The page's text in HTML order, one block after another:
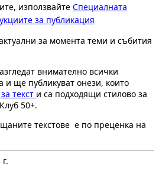
използвайте Специалната
за публикация
за момента теми и събития
внимателно всички
и ще публикуват онези, които
текст и са подходящи стилово за
50+.
текстове е по преценка на